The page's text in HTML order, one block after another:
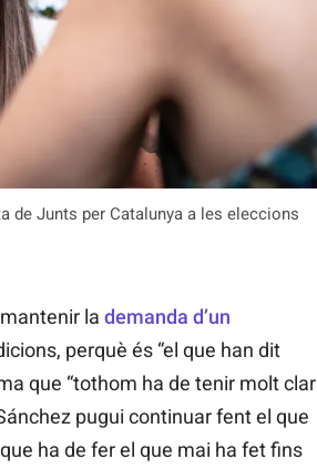
de Junts per Catalunya a les eleccions
la demanda d’un
perquè és “el que han dit
que “tothom ha de tenir molt clar
pugui continuar fent el que
ha de fer el que mai ha fet fins